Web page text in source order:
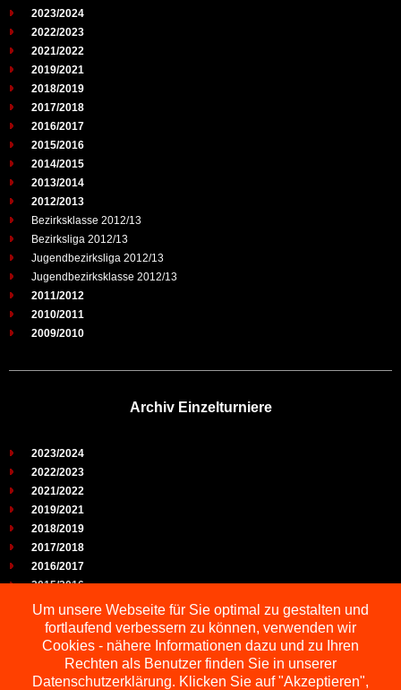
2023/2024
2022/2023
2021/2022
2019/2021
2018/2019
2017/2018
2016/2017
2015/2016
2014/2015
2013/2014
2012/2013
Bezirksklasse 2012/13
Bezirksliga 2012/13
Jugendbezirksliga 2012/13
Jugendbezirksklasse 2012/13
2011/2012
2010/2011
2009/2010
Archiv Einzelturniere
2023/2024
2022/2023
2021/2022
2019/2021
2018/2019
2017/2018
2016/2017
2015/2016
2014/2015
2013/2014
2012/2013
2011/2012
2010/2011
Um unsere Webseite für Sie optimal zu gestalten und
fortlaufend verbessern zu können, verwenden wir
Cookies - nähere Informationen dazu und zu Ihren
Rechten als Benutzer finden Sie in unserer
Datenschutzerklärung. Klicken Sie auf "Akzeptieren",